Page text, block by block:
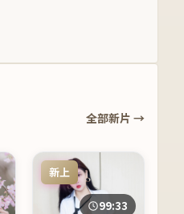
全部新片 →
新上
99:33